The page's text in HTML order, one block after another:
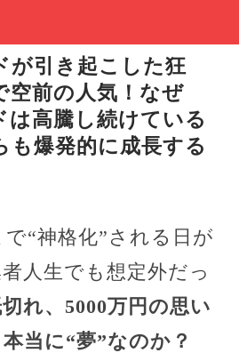
が引き起こした狂
空前の人気！なぜ
は高騰し続けている
も爆発的に成長する
“神格化”される日が
人生でも想定外だっ
れ、5000万円の思い
当に“夢”なのか？